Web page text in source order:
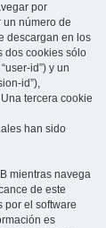
por
un número de
descargan en los
dos cookies sólo
id”) y un
id”),
tercera cookie
han sido
mientras navega
de este
por el software
es